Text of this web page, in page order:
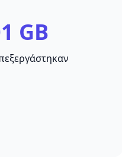
GB